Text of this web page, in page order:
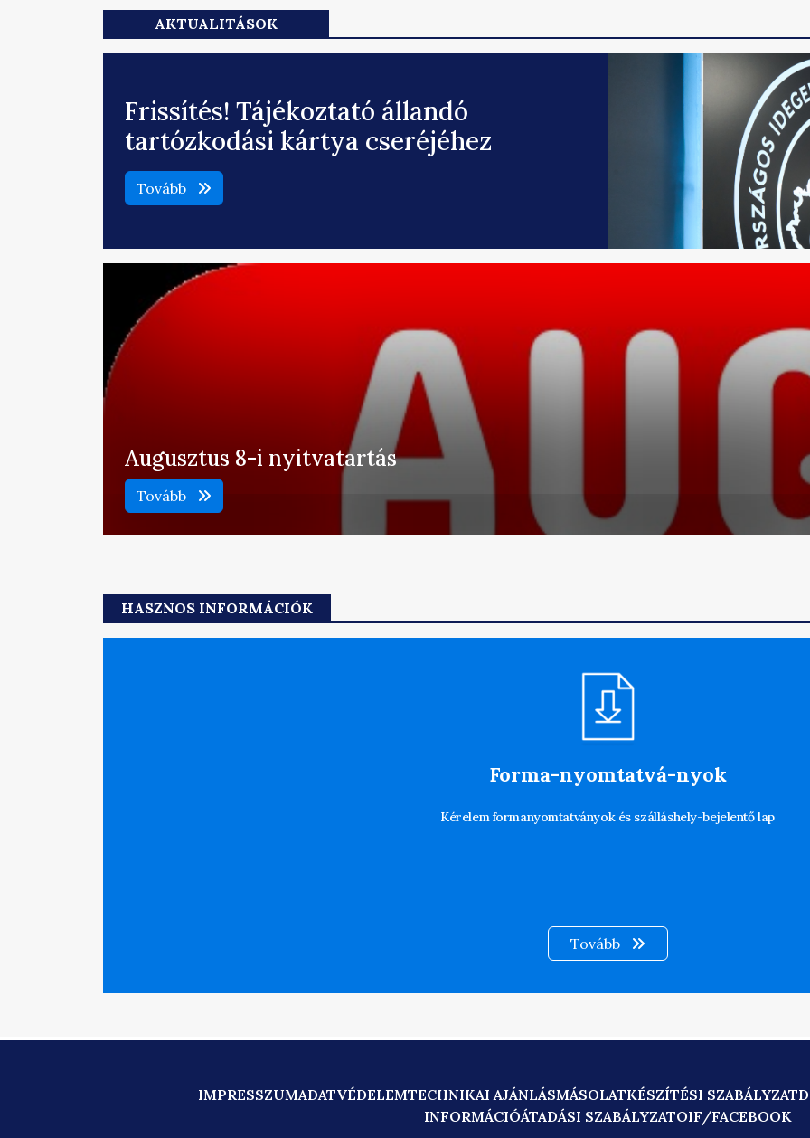
AKTUALITÁSOK
Frissítés! Tájékoztató állandó
tartózkodási kártya cseréjéhez
Tovább
Augusztus 8-i nyitvatartás
Tovább
HASZNOS INFORMÁCIÓK
Forma-nyomtatvá-nyok
Kérelem formanyomtatványok és szálláshely-bejelentő lap
Tovább
IMPRESSZUMADATVÉDELEMTECHNIKAI AJÁNLÁSMÁSOLATKÉSZÍTÉSI SZABÁLYZAT
INFORMÁCIÓÁTADÁSI SZABÁLYZATOIF/FACEBOOK